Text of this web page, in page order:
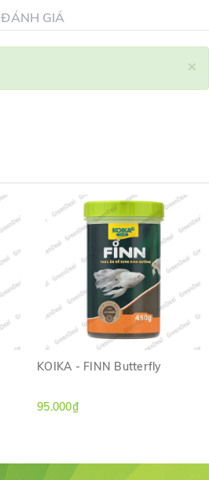
ĐÁNH GIÁ
×
KOIKA - FINN Butterfly
95.000₫